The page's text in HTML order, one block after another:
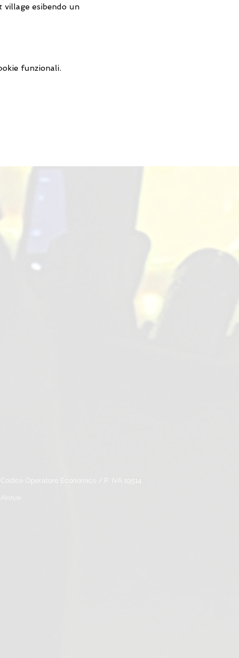
village esibendo un
funzionali.
Operatore Economico / P. IVA 19514